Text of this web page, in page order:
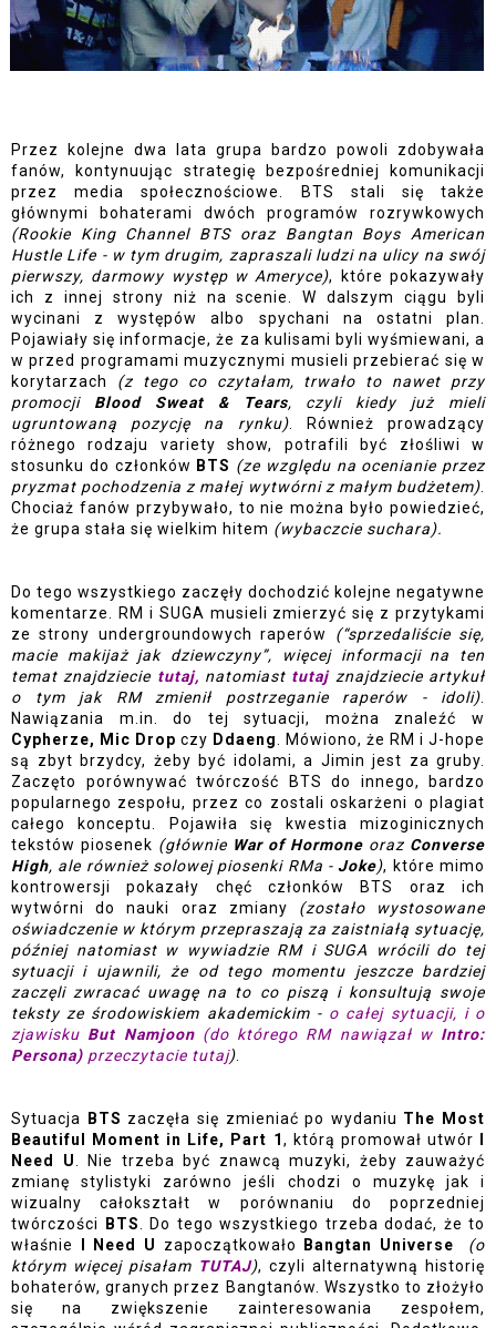
Przez kolejne dwa lata grupa bardzo powoli zdobywała
fanów, kontynuując strategię bezpośredniej komunikacji
przez media społecznościowe. BTS stali się także
(Rookie King Channel BTS oraz Bangtan Boys American
Hustle Life - w tym drugim, zapraszali ludzi na ulicy na swój
pierwszy, darmowy występ w Ameryce), które pokazywały
ich z innej strony niż na scenie. W dalszym ciągu byli
wycinani z występów albo spychani na ostatni plan.
Pojawiały się informacje, że za kulisami byli wyśmiewani, a
w przed programami muzycznymi musieli przebierać się w
korytarzach
(z tego co czytałam, trwało to nawet przy
promocji Blood Sweat & Tears, czyli kiedy już mieli
ugruntowaną pozycję na rynku). Również prowadzący
różnego rodzaju variety show, potrafili być złośliwi w
stosunku do członków BTS (ze względu na ocenianie przez
pryzmat pochodzenia z małej wytwórni z małym budżetem).
Chociaż fanów przybywało, to nie można było powiedzieć,
że grupa stała się wielkim hitem (wybaczcie suchara).
Do tego wszystkiego zaczęły dochodzić kolejne negatywne
komentarze. RM i SUGA musieli zmierzyć się z przytykami
ze strony undergroundowych raperów (“sprzedaliście się,
macie makijaż jak dziewczyny”, więcej informacji na ten
temat znajdziecie tutaj, natomiast tutaj znajdziecie artykuł
o tym jak RM zmienił postrzeganie raperów - idoli).
Cypherze, Mic Drop czy Ddaeng. Mówiono, że RM i J-hope
są zbyt brzydcy, żeby być idolami, a Jimin jest za gruby.
Zaczęto porównywać twórczość BTS do innego, bardzo
popularnego zespołu, przez co zostali oskarżeni o plagiat
całego konceptu. Pojawiła się kwestia mizoginicznych
tekstów piosenek (głównie War of Hormone oraz Converse
High, ale również solowej piosenki RMa - Joke), które mimo
kontrowersji pokazały chęć członków BTS oraz ich
wytwórni do nauki oraz zmiany (zostało wystosowane
oświadczenie w którym przepraszają za zaistniałą sytuację,
później natomiast w wywiadzie RM i SUGA wrócili do tej
sytuacji i ujawnili, że od tego momentu jeszcze bardziej
zaczęli zwracać uwagę na to co piszą i konsultują swoje
teksty ze środowiskiem akademickim - o całej sytuacji, i o
zjawisku But Namjoon (do którego RM nawiązał w Intro:
Persona) przeczytacie tutaj).
Sytuacja BTS zaczęła się zmieniać po wydaniu The Most
Beautiful Moment in Life, Part 1, którą promował utwór
Need U. Nie trzeba być znawcą muzyki, żeby zauważyć
zmianę stylistyki zarówno jeśli chodzi o muzykę jak i
wizualny całokształt w porównaniu do poprzedniej
twórczości
BTS. Do tego wszystkiego trzeba dodać, że to
właśnie
I Need U zapoczątkowało Bangtan Universe
(o
którym więcej pisałam TUTAJ), czyli alternatywną historię
bohaterów, granych przez Bangtanów. Wszystko to złożyło
się na zwiększenie zainteresowania zespołem,